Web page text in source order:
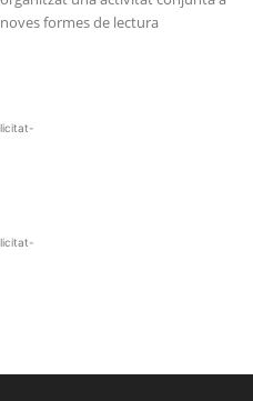
formes de lectura